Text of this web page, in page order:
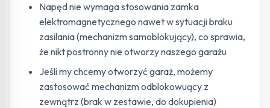
Napęd nie wymaga stosowania zamka
elektromagnetycznego nawet w sytuacji braku
zasilania (mechanizm samoblokujący), co sprawia,
że nikt postronny nie otworzy naszego garażu
Jeśli my chcemy otworzyć garaż, możemy
zastosować mechanizm odblokowuący z
zewnątrz (brak w zestawie, do dokupienia)